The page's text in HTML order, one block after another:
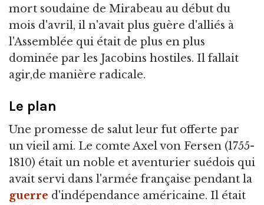
mort soudaine de Mirabeau au début du
mois d'avril, il n'avait plus guère d'alliés à
l'Assemblée qui était de plus en plus
dominée par les Jacobins hostiles. Il fallait
agir,de manière radicale.
Le plan
Une promesse de salut leur fut offerte par
un vieil ami. Le comte Axel von Fersen (1755-
1810) était un noble et aventurier suédois qui
avait servi dans l'armée française pendant la
guerre d'indépendance américaine. Il était